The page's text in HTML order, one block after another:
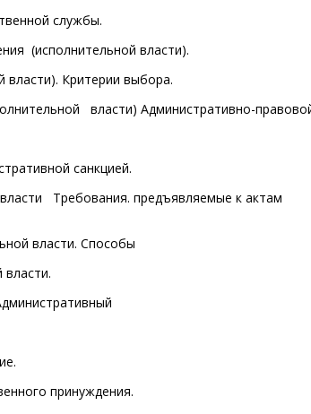
службы.
(исполнительной власти).
власти). Критерии выбора.
власти) Административно-
санкцией.
Требования. предъявляемые к актам
власти. Способы
принуждения.